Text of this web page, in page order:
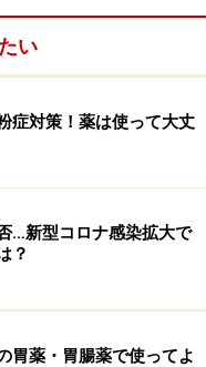
シーズン中に、わざ
薬が入手できます。
粉が飛散する2週間以
たが、最近の花粉症
遅くはない事がわか
正確には予想できま
により違います。気
ず、自分に合った治
い
症対策！薬は使って大丈
…新型コロナ感染拡大で
？
胃薬・胃腸薬で使ってよ